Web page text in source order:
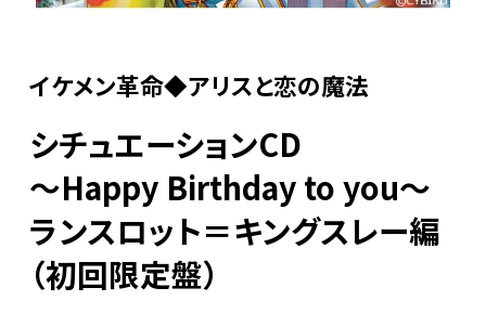
イケメン革命◆アリスと恋の魔法
シチュエーションCD
～Happy Birthday to you～
ランスロット＝キングスレー編
（初回限定盤）